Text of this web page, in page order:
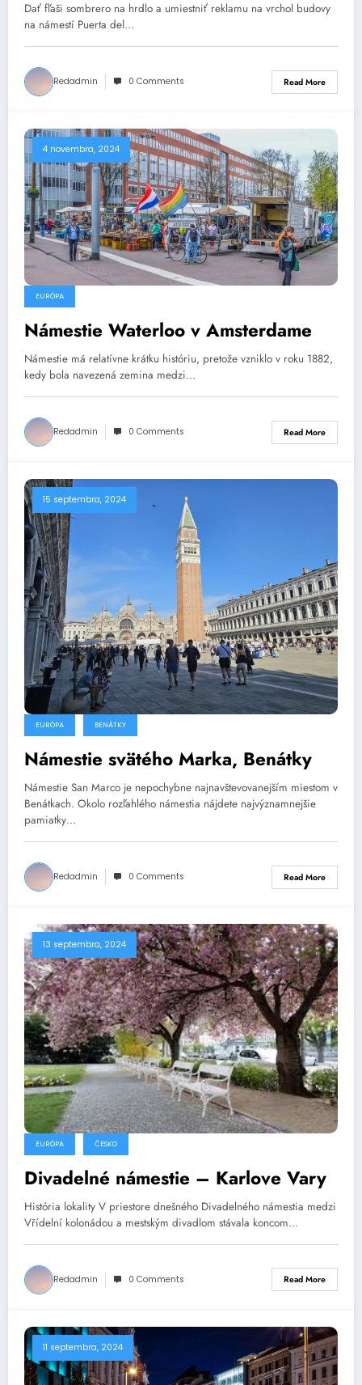
Dať fľaši sombrero na hrdlo a umiestniť reklamu na vrchol budovy
na námestí Puerta del…
Redadmin 0 Comments Read More
4 novembra, 2024
EURÓPA
Námestie Waterloo v Amsterdame
Námestie má relatívne krátku históriu, pretože vzniklo v roku 1882,
kedy bola navezená zemina medzi…
Redadmin 0 Comments Read More
15 septembra, 2024
EURÓPA BENÁTKY
Námestie svätého Marka, Benátky
Námestie San Marco je nepochybne najnavštevovanejším miestom v
Benátkach. Okolo rozľahlého námestia nájdete najvýznamnejšie
pamiatky…
Redadmin 0 Comments Read More
13 septembra, 2024
EURÓPA ČESKO
Divadelné námestie – Karlove Vary
História lokality V priestore dnešného Divadelného námestia medzi
Vřídelní kolonádou a mestským divadlom stávala koncom…
Redadmin 0 Comments Read More
11 septembra, 2024